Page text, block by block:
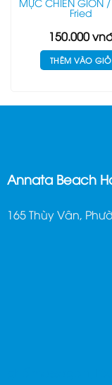
Fried
150.000
THÊM VÀO GIỎ
Annata Beach
165 Thùy Vân,